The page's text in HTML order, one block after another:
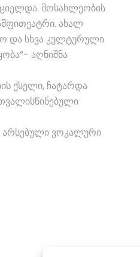
მოსახლეობის
ახალ
და სხვა კულტურული
აღნიშნა
ქსელი, ჩატარდა
არსებული ვოკალური